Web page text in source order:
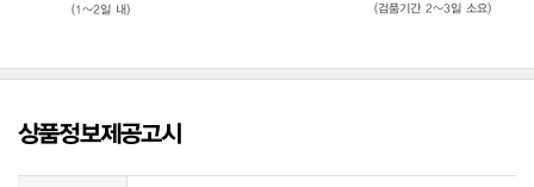
(1~2일 내)
(검품기간 2~3일 소요)
상품정보제공고시